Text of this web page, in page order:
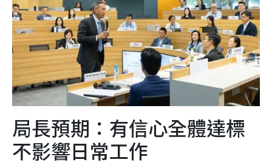
局長預期：有信心全體達標
不影響日常工作